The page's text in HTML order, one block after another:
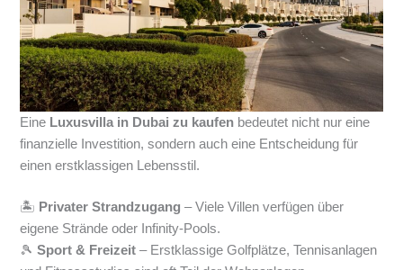
Eine Luxusvilla in Dubai zu kaufen bedeutet nicht nur eine
finanzielle Investition, sondern auch eine Entscheidung für
einen erstklassigen Lebensstil.
🏝 Privater Strandzugang – Viele Villen verfügen über
eigene Strände oder Infinity-Pools.
🎾Sport & Freizeit – Erstklassige Golfplätze, Tennisanlagen